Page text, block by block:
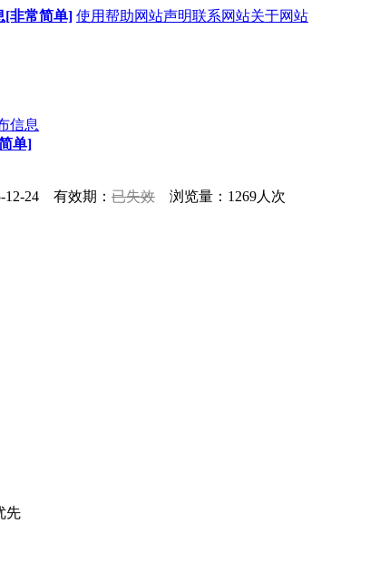
[非常简单] 使用帮助网站声明联系网站关于网站
信息
单]
24 有效期： 已失效 浏览量：1269人次
先